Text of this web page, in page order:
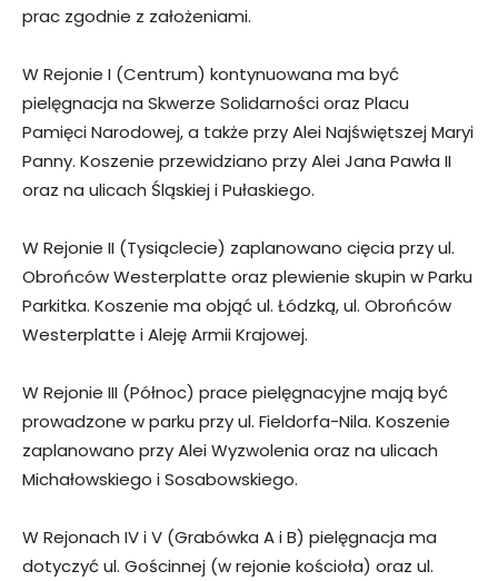
prac zgodnie z założeniami.
W Rejonie I (Centrum) kontynuowana ma być
pielęgnacja na Skwerze Solidarności oraz Placu
Pamięci Narodowej, a także przy Alei Najświętszej Maryi
Panny. Koszenie przewidziano przy Alei Jana Pawła II
oraz na ulicach Śląskiej i Pułaskiego.
W Rejonie II (Tysiąclecie) zaplanowano cięcia przy ul.
Obrońców Westerplatte oraz plewienie skupin w Parku
Parkitka. Koszenie ma objąć ul. Łódzką, ul. Obrońców
Westerplatte i Aleję Armii Krajowej.
W Rejonie III (Północ) prace pielęgnacyjne mają być
prowadzone w parku przy ul. Fieldorfa-Nila. Koszenie
zaplanowano przy Alei Wyzwolenia oraz na ulicach
Michałowskiego i Sosabowskiego.
W Rejonach IV i V (Grabówka A i B) pielęgnacja ma
dotyczyć ul. Gościnnej (w rejonie kościoła) oraz ul.